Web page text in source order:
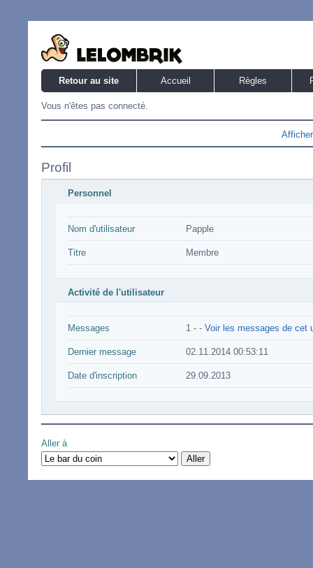
Retour au site Accueil Règles
Vous n'êtes pas connecté.
Profil
Personnel
Nom d'utilisateur Papple
Titre Membre
Activité de l'utilisateur
Messages 1 - - Voir les messages de cet
Dernier message 02.11.2014 00:53:11
Date d'inscription 29.09.2013
Aller à